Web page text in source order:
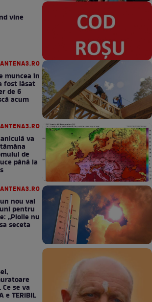
vine
muncea în
fost lăsat
de 6
acum
va
de
până la
nou val
pentru
„Ploile nu
seceta
se va
e TERIBIL